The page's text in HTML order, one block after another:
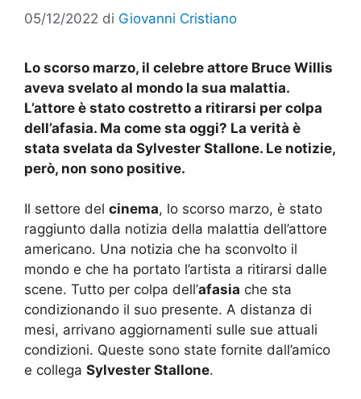
05/12/2022 di Giovanni Cristiano
Lo scorso marzo, il celebre attore Bruce Willis
aveva svelato al mondo la sua malattia.
L’attore è stato costretto a ritirarsi per colpa
dell’afasia. Ma come sta oggi? La verità è
stata svelata da Sylvester Stallone. Le notizie,
però, non sono positive.
Il settore del cinema, lo scorso marzo, è stato
raggiunto dalla notizia della malattia dell’attore
americano. Una notizia che ha sconvolto il
mondo e che ha portato l’artista a ritirarsi dalle
scene. Tutto per colpa dell’afasia che sta
condizionando il suo presente. A distanza di
mesi, arrivano aggiornamenti sulle sue attuali
condizioni. Queste sono state fornite dall’amico
e collega Sylvester Stallone.